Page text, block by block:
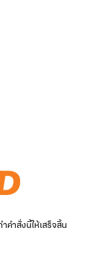
คำสั่งนี้ให้เสร็จสิ้น